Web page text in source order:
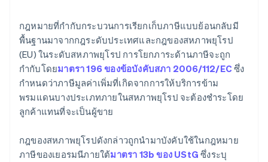
กฎหมายที่กำกับกระบวนการเรียกเก็บภาษีแบบย้อนกลับมี
พื้นฐานมาจากกฎระดับประเทศและกฎของสหภาพยุโรป
(EU) ในระดับสหภาพยุโรป การโยกภาระด้านภาษีจะถูก
กำกับโดยมาตรา 196 ของข้อบังคับสภา 2006/112/EC ซึ่ง
กำหนดว่าภาษีมูลค่าเพิ่มที่เกิดจากการให้บริการข้าม
พรมแดนบางประเภทภายในสหภาพยุโรป จะต้องชำระโดย
ลูกค้าแทนที่จะเป็นผู้ขาย
กฎของสหภาพยุโรปดังกล่าวถูกนำมาบังคับใช้ในกฎหมาย
ภาษีของเยอรมนีภายใต้มาตรา 13b ของ UStG ซึ่งระบุ